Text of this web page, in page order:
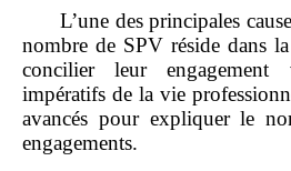
L’une des principales
nombre de SPV réside dans
concilier leur engagement
impératifs de la vie
avancés pour expliquer le
engagements.